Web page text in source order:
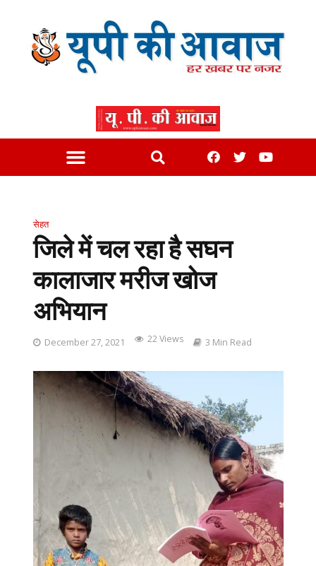
सेहत
जिले में चल रहा है सघन
कालाजार मरीज खोज
अभियान
December 27, 2021 22 Views 3 Min Read